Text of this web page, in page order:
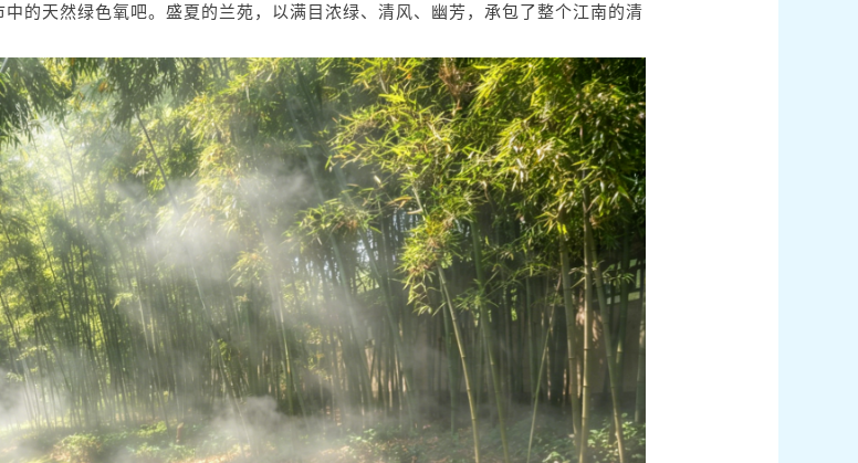
的天然绿色氧吧。盛夏的兰苑，以满目浓绿、清风、幽芳，承包了整个江南的清